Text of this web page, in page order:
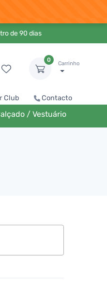
de 90 dias
0
Carrinho
Club Contacto
/ Vestuário